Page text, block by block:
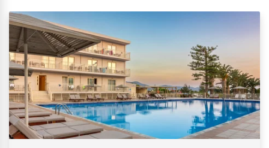
Θεσσαλονίκη
Ι
Ιεράπετρα
Ιθάκη
Ικαρία
Ίος